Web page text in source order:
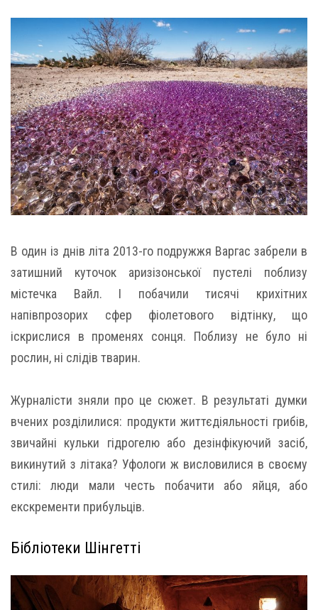
В один із днів літа 2013-го подружжя Варгас забрели в
затишний куточок аризізонської пустелі поблизу
містечка Вайл. І побачили тисячі крихітних
напівпрозорих сфер фіолетового відтінку, що
іскрислися в променях сонця. Поблизу не було ні
рослин, ні слідів тварин.
Журналісти зняли про це сюжет. В результаті думки
вчених розділилися: продукти життєдіяльності грибів,
звичайні кульки гідрогелю або дезінфікуючий засіб,
викинутий з літака? Уфологи ж висловилися в своєму
стилі: люди мали честь побачити або яйця, або
екскременти прибульців.
Бібліотеки Шінгетті